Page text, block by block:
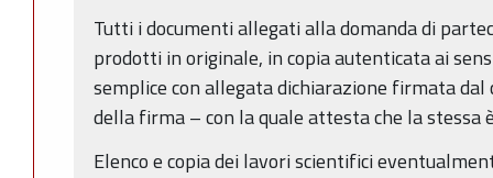
Tutti i documenti allegati alla domanda di
prodotti in originale, in copia autenticata ai
semplice con allegata dichiarazione firmata
della firma – con la quale attesta che la stessa
Elenco e copia dei lavori scientifici